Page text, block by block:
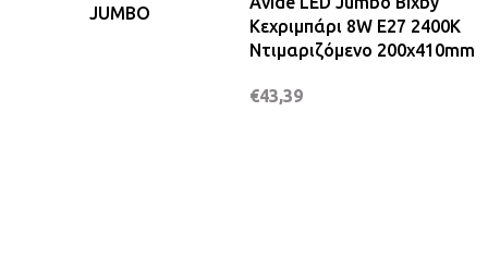
JUMBO
Κεχριμπάρι 8W E27 2400K
Ντιμαριζόμενο 200x410mm
€43,39